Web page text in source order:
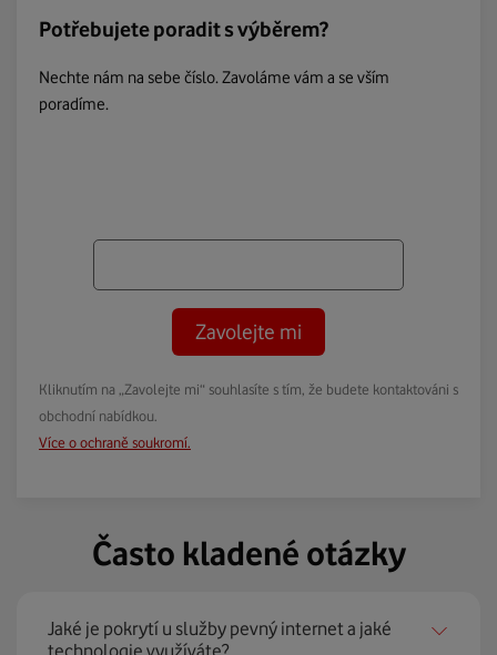
Potřebujete poradit s výběrem?
Nechte nám na sebe číslo. Zavoláme vám a se vším
poradíme.
Zavolejte mi
Kliknutím na „Zavolejte mi“ souhlasíte s tím, že budete kontaktováni s
obchodní nabídkou.
Více o ochraně soukromí.
Často kladené otázky
Jaké je pokrytí u služby pevný internet a jaké
technologie využíváte?